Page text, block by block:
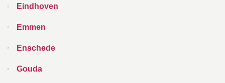
Eindhoven
Emmen
Enschede
Gouda